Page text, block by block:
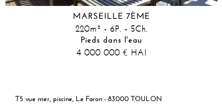
MARSEILLE 7ÈME
220m² - 6P. - 5Ch.
Pieds dans l'eau
4 000 000 € HAI
T5 vue mer, piscine, Le Faron - 83000 TOULON